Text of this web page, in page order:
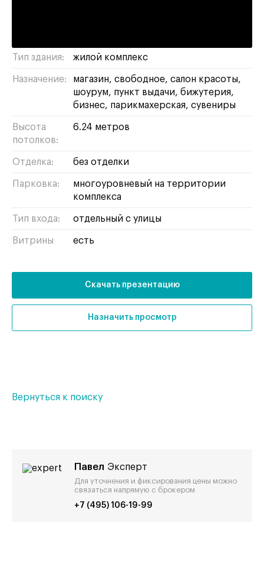
Тип здания: жилой комплекс
Назначение: магазин свободное салон красоты
шоурум
пункт выдачи бижутерия
бизнес
парикмахерская сувениры
Высота
потолков:
6.24 метров
Отделка: без отделки
Парковка:
многоуровневый на территории
комплекса
Тип входа: отдельный с улицы
Витрины есть
Скачать презентацию
Назначить просмотр
Вернуться к поиску
Павел Эксперт
Для уточнения и фиксирования цены можно
связаться напрямую с брокером
+7 (495) 106-19-99